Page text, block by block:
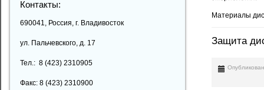
Материалы
Защита
Контакты:
690041, Россия, г. Владивосток
ул. Пальчевского, д. 17
Тел.: 8 (423) 2310905
Факс: 8 (423) 2310900